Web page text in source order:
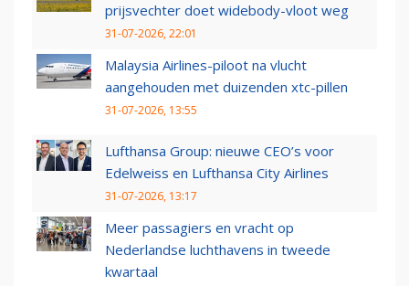
prijsvechter doet widebody-vloot weg
31-07-2026, 22:01
Malaysia Airlines-piloot na vlucht
aangehouden met duizenden xtc-pillen
31-07-2026, 13:55
Lufthansa Group: nieuwe CEO’s voor
Edelweiss en Lufthansa City Airlines
31-07-2026, 13:17
Meer passagiers en vracht op
Nederlandse luchthavens in tweede
kwartaal